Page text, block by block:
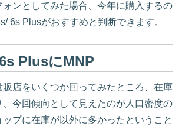
ォンとしてみた場合、今年に購入するの
6s Plusがおすすめと判断できます。
PlusにMNP
販店をいくつか回ってみたところ、在庫
、今回傾向として見えたのが人口密度の
プに在庫が以外に多かったということ